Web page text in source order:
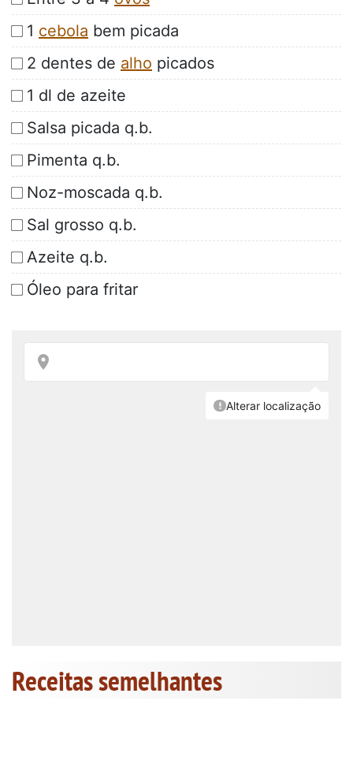
1 cebola bem picada
2 dentes de alho picados
1 dl de azeite
Salsa picada q.b.
Pimenta q.b.
Noz-moscada q.b.
Sal grosso q.b.
Azeite q.b.
Óleo para fritar
Receitas semelhantes